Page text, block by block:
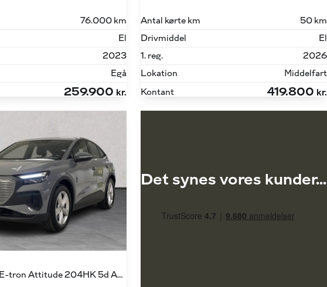
76.000 km
El
2023
Egå
259.900 kr.
Antal kørte km
50 km
Drivmiddel
El
1. reg.
2026
Lokation
Middelfart
Kontant
419.800 kr.
Sportback 40 E-tron Attitude 204HK 5d Aut.
Det synes vores kunder...